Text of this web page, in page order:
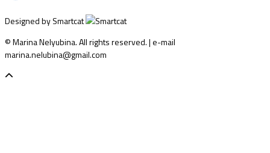
Designed by Smartcat
© Marina Nelyubina. All rights reserved. | e-mail
marina.nelubina@gmail.com